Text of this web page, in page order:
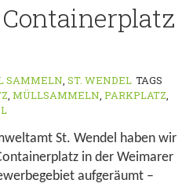
SAMMELN, ST. WENDEL TAGS
, MÜLLSAMMELN, PARKPLATZ,
St. Wendel haben wir
in der Weimarer
aufgeräumt –